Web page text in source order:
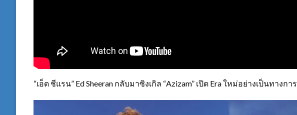
“เอ็ด ชีแรน” Ed Sheeran กลับมาซิงเกิล “Azizam” เปิด Era ใหม่อย่างเป็นทางการ